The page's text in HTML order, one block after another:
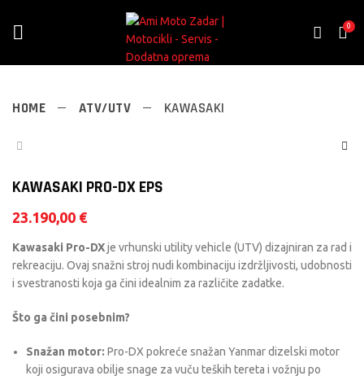
0
HOME ATV/UTV KAWASAKI
KAWASAKI PRO-DX EPS
23.190,00 €
Kawasaki Pro-DXje vrhunski utility vehicle (UTV) dizajniran za rad i
rekreaciju. Ovaj snažni stroj nudi kombinaciju izdržljivosti, udobnosti
i svestranosti koja ga čini idealnim za različite zadatke.
Što ga čini posebnim?
Snažan motor: Pro-DX pokreće snažan Yanmar dizelski motor
koji osigurava obilje snage za vuču teških tereta i vožnju po